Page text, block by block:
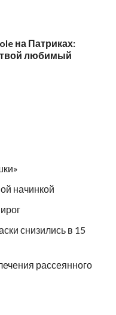
на Патриках:
твой любимый
начинкой
снизились в 15
рассеянного